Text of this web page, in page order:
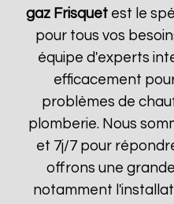
gaz Frisquetest le
pour tous vos
équipe d'experts
efficacement
problèmes de
plomberie. Nous
et 7j/7 pour
offrons une
notamment